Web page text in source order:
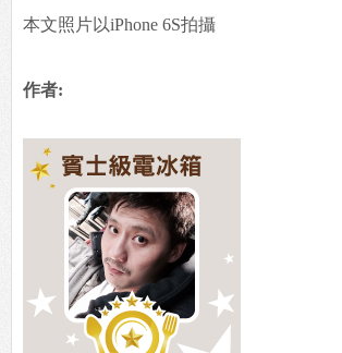
本文照片以iPhone 6S拍攝
作者: